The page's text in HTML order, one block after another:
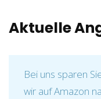
Aktuelle
Bei uns sparen
wir auf Amazon